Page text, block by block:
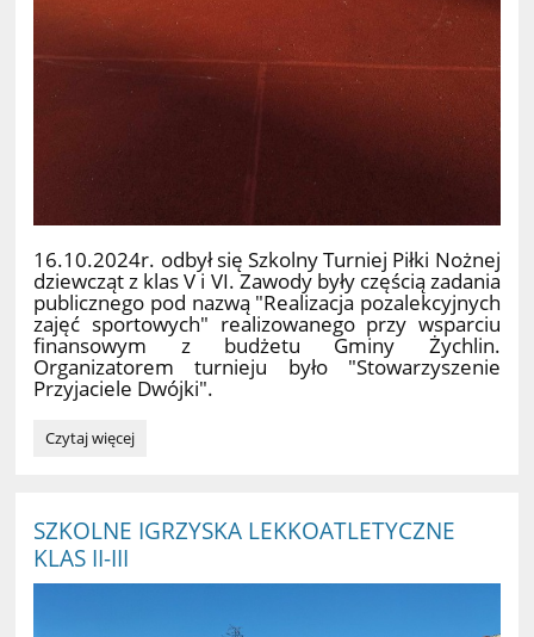
16.10.2024r. odbył się Szkolny Turniej Piłki Nożnej
dziewcząt z klas V i VI. Zawody były częścią zadania
publicznego pod nazwą "Realizacja pozalekcyjnych
zajęć sportowych" realizowanego przy wsparciu
finansowym z budżetu Gminy Żychlin.
Organizatorem turnieju było "Stowarzyszenie
Przyjaciele Dwójki".
SZKOLNY
DZIEWCZĄT
:
Czytaj więcej
SZKOLNE IGRZYSKA LEKKOATLETYCZNE
KLAS II-III